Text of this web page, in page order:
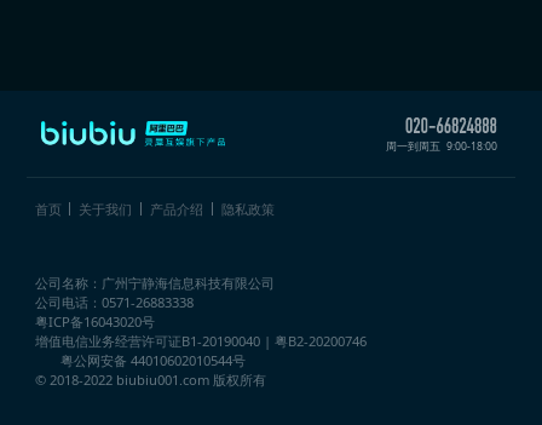
周一到周五 9:00-18:00
首页 关于我们 产品介绍 隐私政策
公司名称：广州宁静海信息科技有限公司
公司电话：0571-26883338
粤ICP备16043020号
增值电信业务经营许可证B1-20190040 | 粤B2-20200746
粤公网安备 44010602010544号
© 2018-2022 biubiu001.com 版权所有